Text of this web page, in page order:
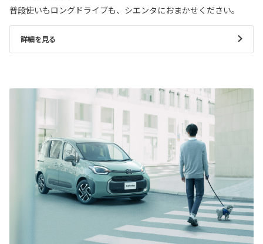
普段使いもロングドライブも、シエンタにおまかせください。
詳細を見る